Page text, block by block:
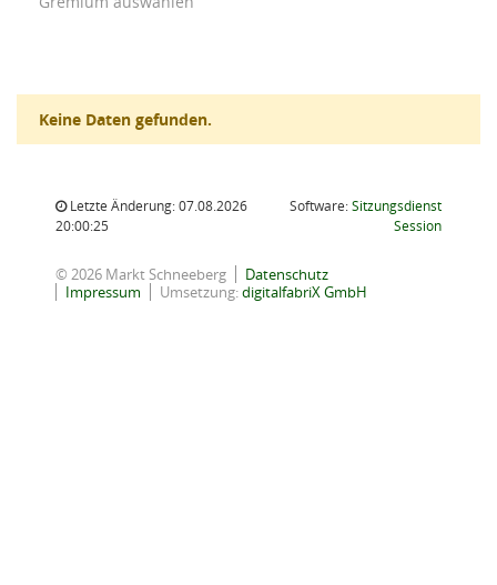
Keine Daten gefunden.
Letzte Änderung: 07.08.2026
20:00:25
Software:Sitzungsdienst
Session(Wird in
© 2026 Markt Schneeberg
Datenschutz
Impressum
Umsetzung:digitalfabriX GmbH